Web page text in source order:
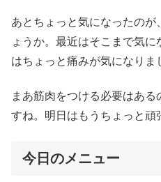
あとちょっと気になったの
ょうか。最近はそこまで気
はちょっと痛みが気になりま
まあ筋肉をつける必要はあ
すね。明日はもうちょっと頑
今日のメニュー